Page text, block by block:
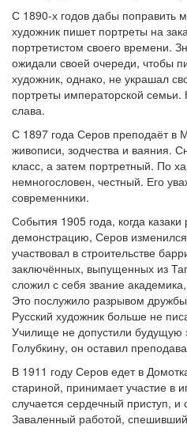
С 1890-х годов дабы поправить
художник пишет портреты на
портретистом своего времени.
ожидали своей очереди, чтобы
художник, однако, не украшал
портреты императорской
слава.
С 1897 года Серов преподаёт в
живописи, зодчества и ваяния.
класс, а затем портретный. По
немногословен, честный. Его
современники.
События 1905 года, когда
демонстрацию, Серов
участвовал в строительстве
заключённых, выпущенных из
сложил с себя звание
Это послужило разрывом
Русский художник больше не
Училище не допустили будущую
Голубкину, он оставил
В 1911 году Серов едет в
стариной, принимает участие в
случается сердечный приступ,
Заваленный работой,